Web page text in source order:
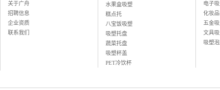
苏州黎姿化妆品有限公司
杭州珀莱雅控股股份有限公司
福兴工业（上海）有限公司
上海海茵数码科技有限公司
关于广舟
招聘信息
企业资质
联系我们
水果盒吸塑
糕点托
八宝饭吸塑
吸塑托盘
蔬菜托盘
吸塑杯盖
PET冷饮杯
电子
化妆
五金
文具
吸塑